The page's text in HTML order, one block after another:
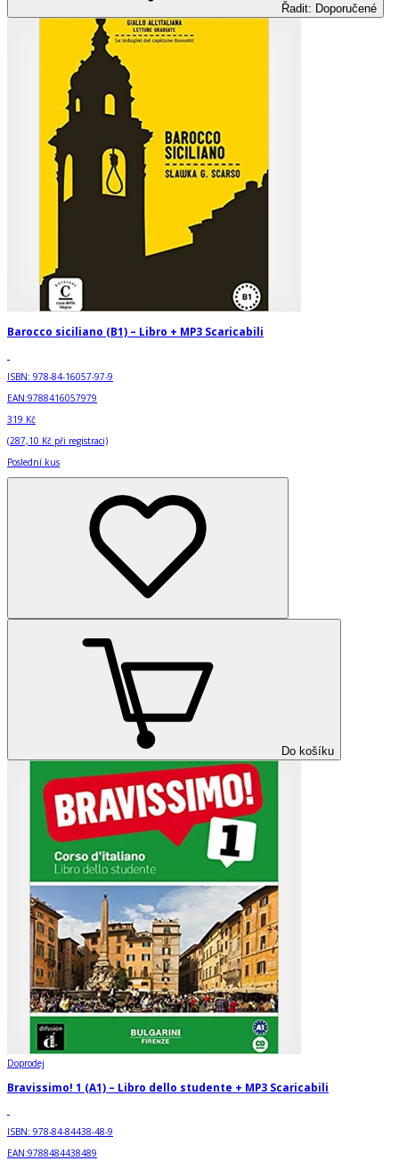
Řadit: Doporučené
Barocco siciliano (B1) – Libro + MP3 Scaricabili
ISBN: 978-84-16057-97-9
EAN:9788416057979
319 Kč
(287,10 Kč při registraci)
Poslední kus
Do košíku
Doprodej
Bravissimo! 1 (A1) – Libro dello studente + MP3 Scaricabili
ISBN: 978-84-84438-48-9
EAN:9788484438489